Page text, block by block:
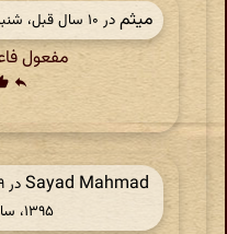
میثمدر ‫۱۰ سال قبل، شنبه ۲۶ تیر ۱۳۹۵، ساعت ۱۳:۱۷
مفعول
reply
Sayad Mahmad
۱۳۹۵، ساعت ۱۴:۴۴